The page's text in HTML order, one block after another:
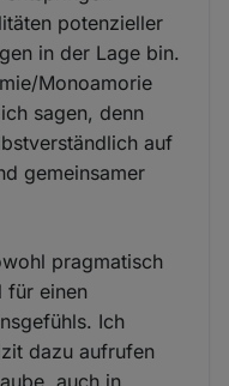
potenzieller
in der Lage bin.
Monoamorie
sagen, denn
auf
gemeinsamer
pragmatisch
für einen
Ich
dazu aufrufen